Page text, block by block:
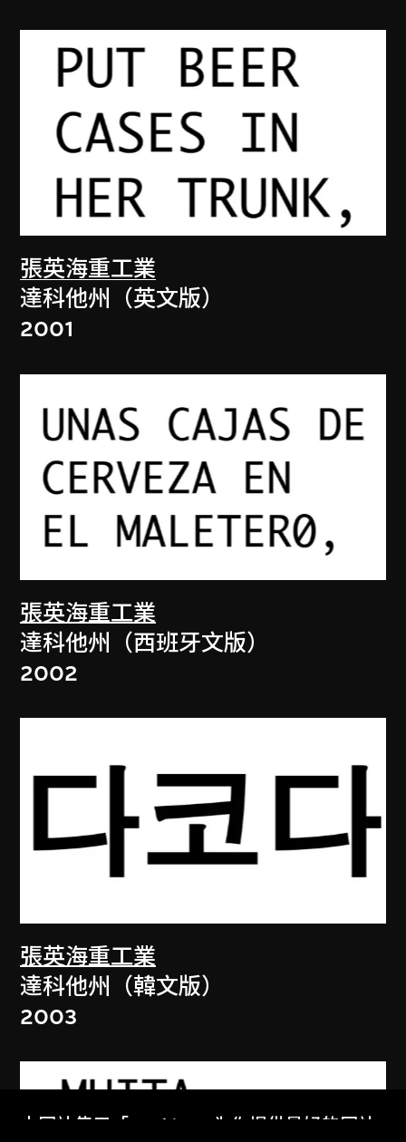
張英海重工業
達科他州（英文版）
2001
張英海重工業
達科他州（西班牙文版）
2002
張英海重工業
達科他州（韓文版）
2003
本网站使用「Cookies」为你提供最好的网站